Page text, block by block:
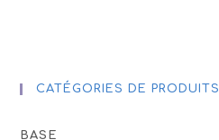
CATÉGORIES DE PRODUITS
BASE